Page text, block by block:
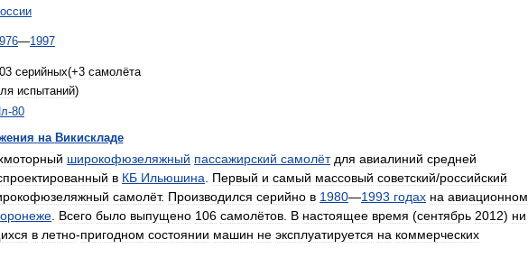
—1997
серийных(+3 самолёта
испытаний)
-80
на Викискладе
широкофюзеляжный пассажирский самолёт для авиалиний средней
в КБ Ильюшина Первый и самый массовый советский/российский
самолёт. Производился серийно в 1980—1993 годах на авиационном
Всего было выпущено 106 самолётов В настоящее время (сентябрь 2012) ни
в летно-пригодном состоянии машин не эксплуатируется на коммерческих